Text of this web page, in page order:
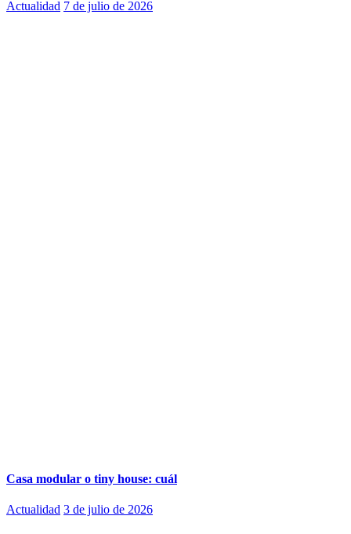
Actualidad 7 de julio de 2026
Casa modular o tiny house: cuál
Actualidad 3 de julio de 2026